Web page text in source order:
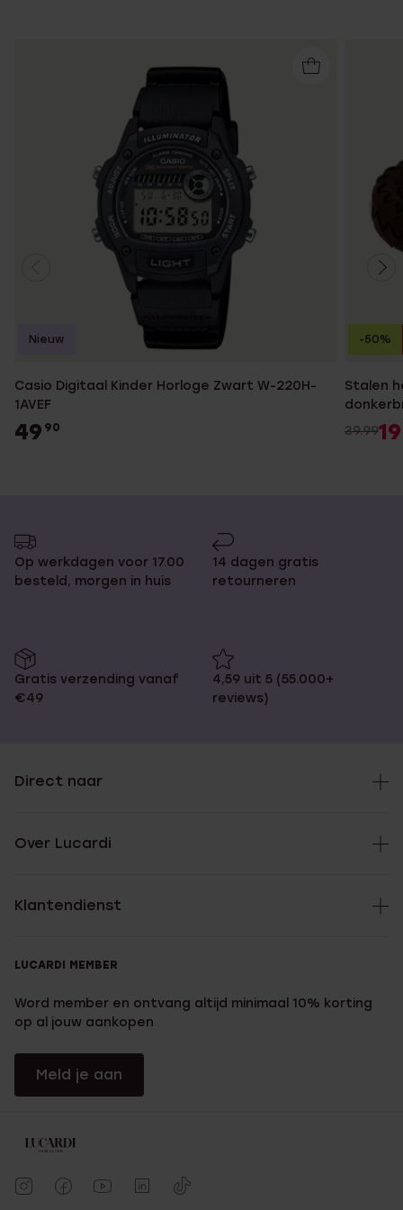
Casio Digitaal Kinder Horloge Zwart W-220H-
1AVEF
49 90
Nieuw
Stalen
39.9919
-50%
Op werkdagen voor 17.00
besteld, morgen in huis
14 dagen gratis
retourneren
Gratis verzending vanaf
€49
4,59 uit 5 (55.000+
reviews)
Direct naar
Over Lucardi
Klantendienst
LUCARDI MEMBER
Word member en ontvang altijd minimaal 10% korting
op al jouw aankopen
Meld je aan